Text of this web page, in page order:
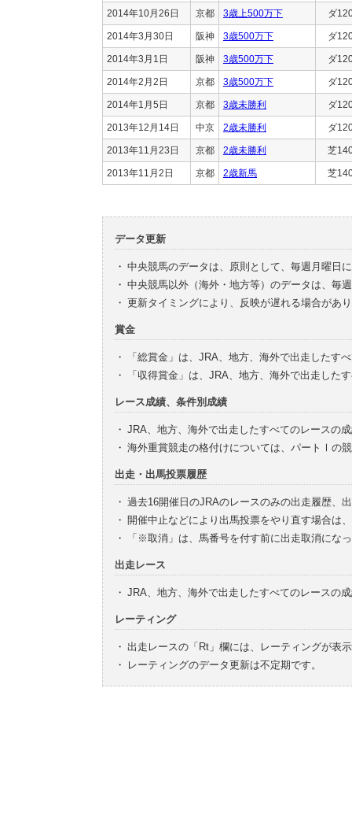
2014年10月26日 京都 3歳上500万下 ダ
2014年3月30日 阪神 3歳500万下 ダ
2014年3月1日 阪神 3歳500万下 ダ
2014年2月2日 京都 3歳500万下 ダ
2014年1月5日 京都 3歳未勝利 ダ
2013年12月14日 中京 2歳未勝利 ダ
2013年11月23日 京都 2歳未勝利 芝
2013年11月2日 京都 2歳新馬 芝
データ更新
・ 中央競馬のデータは、原則として、毎週月曜日
・ 中央競馬以外（海外・地方等）のデータは、毎
・ 更新タイミングにより、反映が遅れる場合があ
賞金
・
「総賞金」は、JRA、地方、海外で出走したす
・
「収得賞金」は、JRA、地方、海外で出走した
レース成績、条件別成績
・ JRA、地方、海外で出走したすべてのレースの
・ 海外重賞競走の格付けについては、パートⅠの
出走・出馬投票履歴
・ 過去16開催日のJRAのレースのみの出走履歴、
・ 開催中止などにより出馬投票をやり直す場合は
・
「※取消」は、馬番号を付す前に出走取消にな
出走レース
・ JRA、地方、海外で出走したすべてのレースの
レーティング
・ 出走レースの「Rt」欄には、レーティングが表
・
レーティングのデータ更新は不定期です。